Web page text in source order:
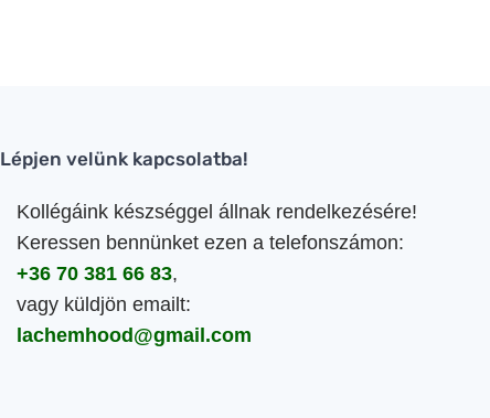
Lépjen velünk kapcsolatba!
Kollégáink készséggel állnak rendelkezésére!
Keressen bennünket ezen a telefonszámon:
+36 70 381 66 83,
vagy küldjön emailt:
lachemhood@gmail.com